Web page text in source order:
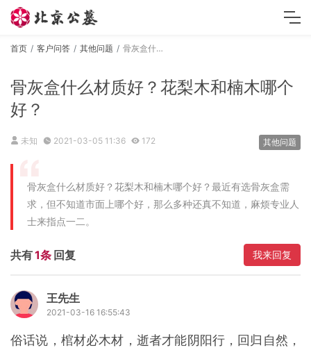
首页 客户问答 其他问题 骨灰盒什么材质好？花梨木和楠木哪个好？
骨灰盒什么材质好？花梨木和楠木哪个
好？
未知 2021-03-05 11:36 172 其他问题
骨灰盒什么材质好？花梨木和楠木哪个好？最近有选骨灰盒需
求，但不知道市面上哪个好，那么多种还真不知道，麻烦专业人
士来指点一二。
共有1条 回复 我来回复
王先生
2021-03-16 16:55:43
俗话说，棺材必木材，逝者才能阴阳行，回归自然，